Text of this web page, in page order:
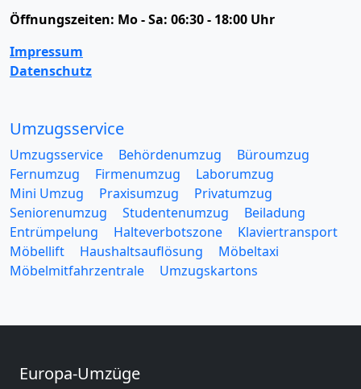
Öffnungszeiten: Mo - Sa: 06:30 - 18:00 Uhr
Impressum
Datenschutz
Umzugsservice
Umzugsservice Behördenumzug
Büroumzug
Fernumzug
Firmenumzug
Laborumzug
Mini Umzug
Praxisumzug
Privatumzug
Seniorenumzug
Studentenumzug
Beiladung
Entrümpelung
Halteverbotszone
Klaviertransport
Möbellift
Haushaltsauflösung
Möbeltaxi
Möbelmitfahrzentrale
Umzugskartons
Europa-Umzüge